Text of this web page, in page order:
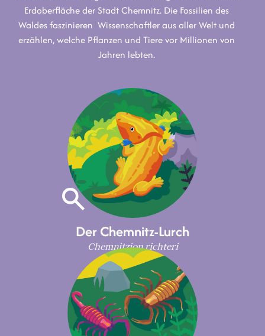
Erdoberfläche der Stadt Chemnitz. Die Fossilien des
Waldes faszinieren Wissenschaftler aus aller Welt und
erzählen, welche Pflanzen und Tiere vor Millionen von
Jahren lebten.
Der Chemnitz-Lurch
Chemnitzion richteri